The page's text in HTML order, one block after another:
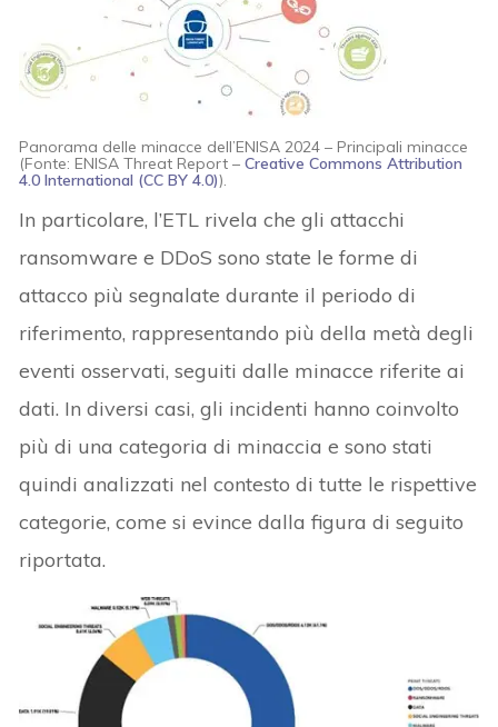
Panorama delle minacce dell’ENISA 2024 – Principali minacce
(Fonte: ENISA Threat Report –Creative Commons Attribution
4.0 International (CC BY 4.0)).
In particolare, l’ETL rivela che gli attacchi
ransomware e DDoS sono state le forme di
attacco più segnalate durante il periodo di
riferimento, rappresentando più della metà degli
eventi osservati, seguiti dalle minacce riferite ai
dati. In diversi casi, gli incidenti hanno coinvolto
più di una categoria di minaccia e sono stati
quindi analizzati nel contesto di tutte le rispettive
categorie, come si evince dalla figura di seguito
riportata.